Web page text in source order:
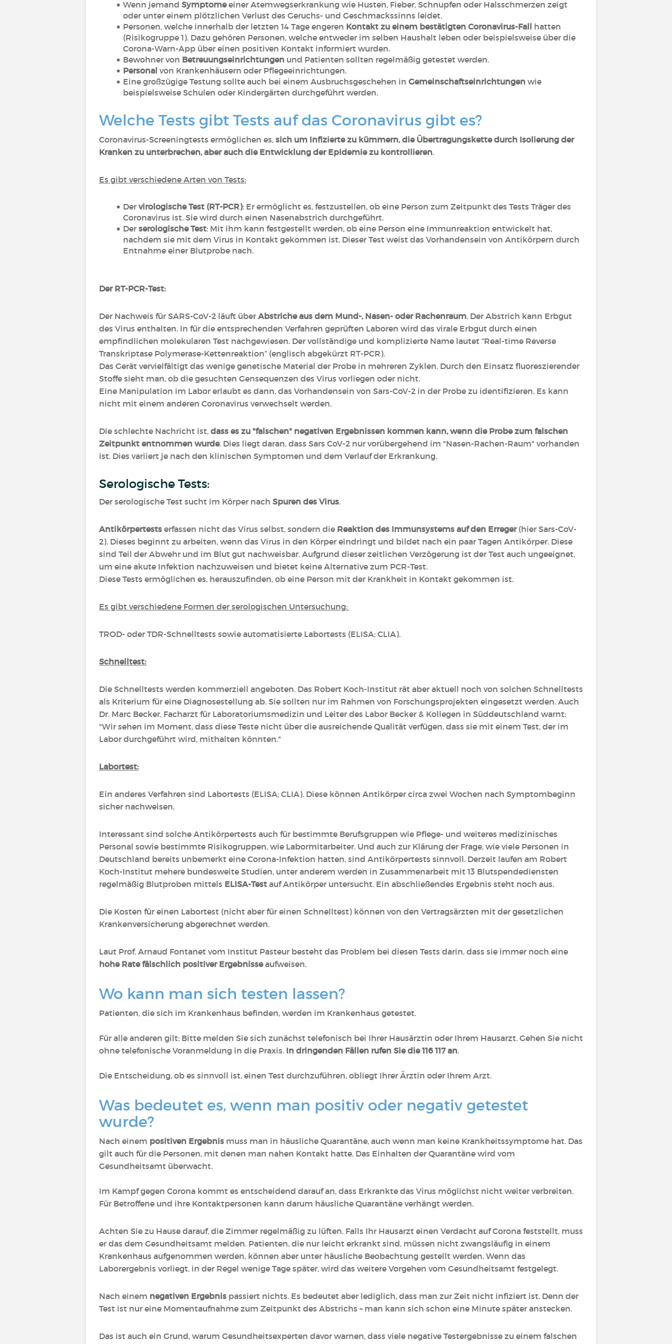
Wenn jemand Symptomeeiner Atemwegserkrankung wie Husten, Fieber, Schnupfen oder Halsschmerzen zeigt
oder unter einem plötzlichen Verlust des Geruchs- und Geschmackssinns leidet.
Personen, welche innerhalb der letzten 14 Tage engeren Kontakt zu einem bestätigten Coronavirus-Fall hatten
(Risikogruppe 1). Dazu gehören Personen, welche entweder im selben Haushalt leben oder beispielsweise über die
Corona-Warn-App über einen positiven Kontakt informiert wurden.
Bewohner von Betreuungseinrichtungenund Patienten sollten regelmäßig getestet werden.
Personal von Krankenhäusern oder Pflegeeinrichtungen.
Eine großzügige Testung sollte auch bei einem Ausbruchsgeschehen in Gemeinschaftseinrichtungenwie
beispielsweise Schulen oder Kindergärten durchgeführt werden.
Welche Tests gibt Tests auf das Coronavirus gibt es?
Coronavirus-Screeningtests ermöglichen es, sich um Infizierte zu kümmern, die Übertragungskette durch Isolierung der
Kranken zu unterbrechen, aber auch die Entwicklung der Epidemie zu kontrollieren.
Es gibt verschiedene Arten von Tests:
Der virologische Test (RT-PCR): Er ermöglicht es, festzustellen, ob eine Person zum Zeitpunkt des Tests Träger des
Coronavirus ist. Sie wird durch einen Nasenabstrich durchgeführt.
Der serologische Test: Mit ihm kann festgestellt werden, ob eine Person eine Immunreaktion entwickelt hat,
nachdem sie mit dem Virus in Kontakt gekommen ist. Dieser Test weist das Vorhandensein von Antikörpern durch
Entnahme einer Blutprobe nach.
Der RT-PCR-Test:
Der Nachweis für SARS-CoV-2 läuft über Abstriche aus dem Mund-, Nasen- oder Rachenraum. Der Abstrich kann Erbgut
des Virus enthalten. In für die entsprechenden Verfahren geprüften Laboren wird das virale Erbgut durch einen
empfindlichen molekularen Test nachgewiesen. Der vollständige und komplizierte Name lautet “Real-time Reverse
Transkriptase Polymerase-Kettenreaktion” (englisch abgekürzt RT-PCR).
Das Gerät vervielfältigt das wenige genetische Material der Probe in mehreren Zyklen. Durch den Einsatz fluoreszierender
Stoffe sieht man, ob die gesuchten Gensequenzen des Virus vorliegen oder nicht.
Eine Manipulation im Labor erlaubt es dann, das Vorhandensein von Sars-CoV-2 in der Probe zu identifizieren. Es kann
nicht mit einem anderen Coronavirus verwechselt werden.
Die schlechte Nachricht ist, dass es zu "falschen" negativen Ergebnissen kommen kann, wenn die Probe zum falschen
Zeitpunkt entnommen wurde. Dies liegt daran, dass Sars CoV-2 nur vorübergehend im "Nasen-Rachen-Raum" vorhanden
ist. Dies variiert je nach den klinischen Symptomen und dem Verlauf der Erkrankung.
Serologische Tests:
Der serologische Test sucht im Körper nach Spuren des Virus.
Antikörpertests erfassen nicht das Virus selbst, sondern die Reaktion des Immunsystems auf den Erreger(hier Sars-CoV-
2). Dieses beginnt zu arbeiten, wenn das Virus in den Körper eindringt und bildet nach ein paar Tagen Antikörper. Diese
sind Teil der Abwehr und im Blut gut nachweisbar. Aufgrund dieser zeitlichen Verzögerung ist der Test auch ungeeignet,
um eine akute Infektion nachzuweisen und bietet keine Alternative zum PCR-Test.
Diese Tests ermöglichen es, herauszufinden, ob eine Person mit der Krankheit in Kontakt gekommen ist.
Es gibt verschiedene Formen der serologischen Untersuchung:
TROD- oder TDR-Schnelltests sowie automatisierte Labortests (ELISA; CLIA).
Schnelltest:
Die Schnelltests werden kommerziell angeboten. Das Robert Koch-Institut rät aber aktuell noch von solchen Schnelltests
als Kriterium für eine Diagnosestellung ab. Sie sollten nur im Rahmen von Forschungsprojekten eingesetzt werden. Auch
Dr. Marc Becker, Facharzt für Laboratoriumsmedizin und Leiter des Labor Becker & Kollegen in Süddeutschland warnt:
"Wir sehen im Moment, dass diese Teste nicht über die ausreichende Qualität verfügen, dass sie mit einem Test, der im
Labor durchgeführt wird, mithalten könnten."
Labortest:
Ein anderes Verfahren sind Labortests (ELISA; CLIA). Diese können Antikörper circa zwei Wochen nach Symptombeginn
sicher nachweisen.
Interessant sind solche Antikörpertests auch für bestimmte Berufsgruppen wie Pflege- und weiteres medizinisches
Personal sowie bestimmte Risikogruppen, wie Labormitarbeiter. Und auch zur Klärung der Frage, wie viele Personen in
Deutschland bereits unbemerkt eine Corona-Infektion hatten, sind Antikörpertests sinnvoll. Derzeit laufen am Robert
Koch-Institut mehere bundesweite Studien, unter anderem werden in Zusammenarbeit mit 13 Blutspendediensten
regelmäßig Blutproben mittels ELISA-Test auf Antikörper untersucht. Ein abschließendes Ergebnis steht noch aus.
Die Kosten für einen Labortest (nicht aber für einen Schnelltest) können von den Vertragsärzten mit der gesetzlichen
Krankenversicherung abgerechnet werden.
Laut Prof. Arnaud Fontanet vom Institut Pasteur besteht das Problem bei diesen Tests darin, dass sie immer noch eine
hohe Rate fälschlich positiver Ergebnisseaufweisen.
Wo kann man sich testen lassen?
Patienten, die sich im Krankenhaus befinden, werden im Krankenhaus getestet.
Für alle anderen gilt: Bitte melden Sie sich zunächst telefonisch bei Ihrer Hausärztin oder Ihrem Hausarzt. Gehen Sie nicht
ohne telefonische Voranmeldung in die Praxis. In dringenden Fällen rufen Sie die 116 117 an.
Die Entscheidung, ob es sinnvoll ist, einen Test durchzuführen, obliegt Ihrer Ärztin oder Ihrem Arzt.
Was bedeutet es, wenn man positiv oder negativ getestet
wurde?
Nach einem positiven Ergebnis muss man in häusliche Quarantäne, auch wenn man keine Krankheitssymptome hat. Das
gilt auch für die Personen, mit denen man nahen Kontakt hatte. Das Einhalten der Quarantäne wird vom
Gesundheitsamt überwacht.
Im Kampf gegen Corona kommt es entscheidend darauf an, dass Erkrankte das Virus möglichst nicht weiter verbreiten.
Für Betroffene und ihre Kontaktpersonen kann darum häusliche Quarantäne verhängt werden.
Achten Sie zu Hause darauf, die Zimmer regelmäßig zu lüften. Falls Ihr Hausarzt einen Verdacht auf Corona feststellt, muss
er das dem Gesundheitsamt melden. Patienten, die nur leicht erkrankt sind, müssen nicht zwangsläufig in einem
Krankenhaus aufgenommen werden, können aber unter häusliche Beobachtung gestellt werden. Wenn das
Laborergebnis vorliegt, in der Regel wenige Tage später, wird das weitere Vorgehen vom Gesundheitsamt festgelegt.
Nach einem negativen Ergebnis passiert nichts. Es bedeutet aber lediglich, dass man zur Zeit nicht infiziert ist. Denn der
Test ist nur eine Momentaufnahme zum Zeitpunkt des Abstrichs – man kann sich schon eine Minute später anstecken.
Das ist auch ein Grund, warum Gesundheitsexperten davor warnen, dass viele negative Testergebnisse zu einem falschen